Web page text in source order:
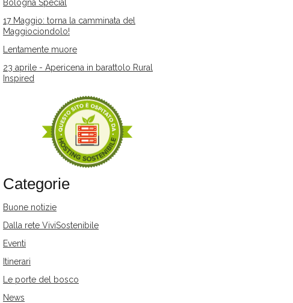
Bologna Special
17 Maggio: torna la camminata del
Maggiociondolo!
Lentamente muore
23 aprile - Apericena in barattolo Rural
Inspired
Categorie
Buone notizie
Dalla rete ViviSostenibile
Eventi
Itinerari
Le porte del bosco
News